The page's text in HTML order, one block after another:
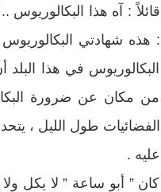
قائلاً : آه هذا
: هذه شهادتي
البكالوريوس في هذا
من مكان عن ضرورة
الفضائيات طول الليل ،
عليه .
كان ” أبو ساعة ” لا يكل